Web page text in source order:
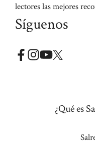
lectores las mejores
Síguenos
¿Qué es